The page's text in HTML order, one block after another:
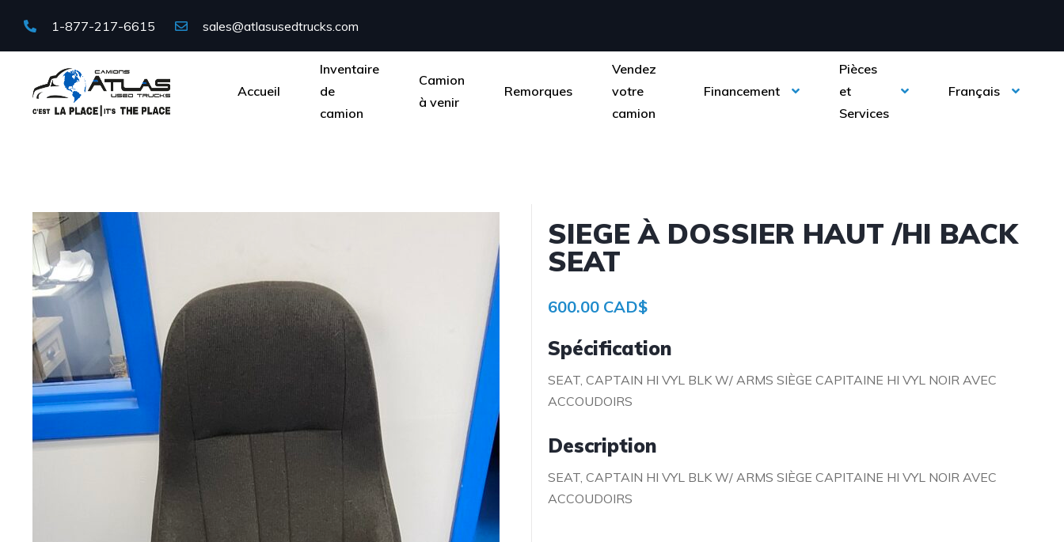
1-877-217-6615 sales@atlasusedtrucks.com
Accueil
Inventaire
de
camion
Camion
à venir
Remorques
Vendez
votre
camion
Financement
Pièces
et
Services
Français
SIEGE À DOSSIER HAUT /HI BACK
SEAT
600.00 CAD$
Spécification
SEAT, CAPTAIN HI VYL BLK W/ ARMS SIÈGE CAPITAINE HI VYL NOIR AVEC
ACCOUDOIRS
Description
SEAT, CAPTAIN HI VYL BLK W/ ARMS SIÈGE CAPITAINE HI VYL NOIR AVEC
ACCOUDOIRS